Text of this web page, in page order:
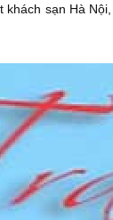
khách sạn Hà